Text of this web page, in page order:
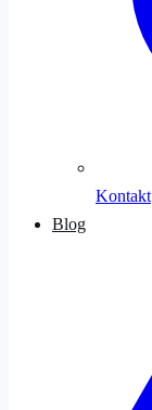
Kontakt
Blog